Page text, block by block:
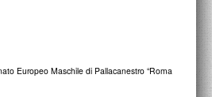
Europeo Maschile di Pallacanestro “Roma